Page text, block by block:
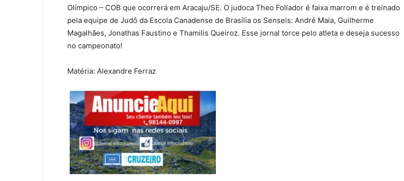
Olímpico – COB que ocorrerá em Aracaju/SE. O judoca Theo Follador é faixa marrom e é treinado
pela equipe de Judô da Escola Canadense de Brasília os Senseis: André Maia, Guilherme
Magalhães, Jonathas Faustino e Thamilis Queiroz. Esse jornal torce pelo atleta e deseja sucesso
no campeonato!
Matéria: Alexandre Ferraz